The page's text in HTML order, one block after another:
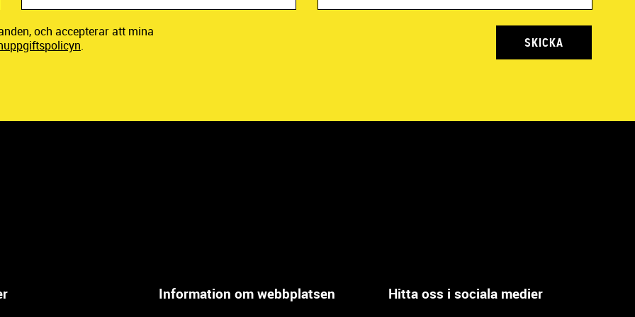
och accepterar att mina
. SKICKA
Information om webbplatsen Hitta oss i sociala medier